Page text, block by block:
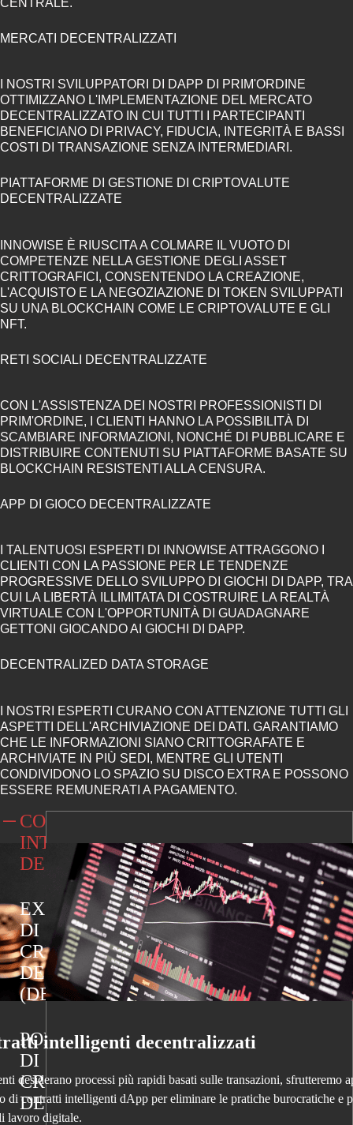
MERCATI DECENTRALIZZATI
I NOSTRI SVILUPPATORI DI DAPP DI PRIM'ORDINE
OTTIMIZZANO L'IMPLEMENTAZIONE DEL MERCATO
DECENTRALIZZATO IN CUI TUTTI I PARTECIPANTI
BENEFICIANO DI PRIVACY, FIDUCIA, INTEGRITÀ E BASSI
COSTI DI TRANSAZIONE SENZA INTERMEDIARI.
PIATTAFORME DI GESTIONE DI CRIPTOVALUTE
DECENTRALIZZATE
INNOWISE È RIUSCITA A COLMARE IL VUOTO DI
COMPETENZE NELLA GESTIONE DEGLI ASSET
CRITTOGRAFICI, CONSENTENDO LA CREAZIONE,
L'ACQUISTO E LA NEGOZIAZIONE DI TOKEN SVILUPPATI
SU UNA BLOCKCHAIN COME LE CRIPTOVALUTE E GLI
NFT.
RETI SOCIALI DECENTRALIZZATE
CON L'ASSISTENZA DEI NOSTRI PROFESSIONISTI DI
PRIM'ORDINE, I CLIENTI HANNO LA POSSIBILITÀ DI
SCAMBIARE INFORMAZIONI, NONCHÉ DI PUBBLICARE E
DISTRIBUIRE CONTENUTI SU PIATTAFORME BASATE SU
BLOCKCHAIN RESISTENTI ALLA CENSURA.
APP DI GIOCO DECENTRALIZZATE
I TALENTUOSI ESPERTI DI INNOWISE ATTRAGGONO I
CLIENTI CON LA PASSIONE PER LE TENDENZE
PROGRESSIVE DELLO SVILUPPO DI GIOCHI DI DAPP, TRA
CUI LA LIBERTÀ ILLIMITATA DI COSTRUIRE LA REALTÀ
VIRTUALE CON L'OPPORTUNITÀ DI GUADAGNARE
GETTONI GIOCANDO AI GIOCHI DI DAPP.
DECENTRALIZED DATA STORAGE
I NOSTRI ESPERTI CURANO CON ATTENZIONE TUTTI GLI
ASPETTI DELL'ARCHIVIAZIONE DEI DATI. GARANTIAMO
CHE LE INFORMAZIONI SIANO CRITTOGRAFATE E
ARCHIVIATE IN PIÙ SEDI, MENTRE GLI UTENTI
CONDIVIDONO LO SPAZIO SU DISCO EXTRA E POSSONO
ESSERE REMUNERATI A PAGAMENTO.
CONTRATTI
INTELLIGENTI
DECENTRALIZZATI
EXCHANGE
DI
CRIPTOVALUTE
DECENTRALIZZATI
(DEX)
PORTAFOGLI
DI
CRIPTOVALUTE
DECENTRALIZZATI
intelligenti decentralizzati
desiderano processi più rapidi basati sulle transazioni, sfrutteremo
di contratti intelligenti dApp per eliminare le pratiche burocratiche e
lavoro digitale.